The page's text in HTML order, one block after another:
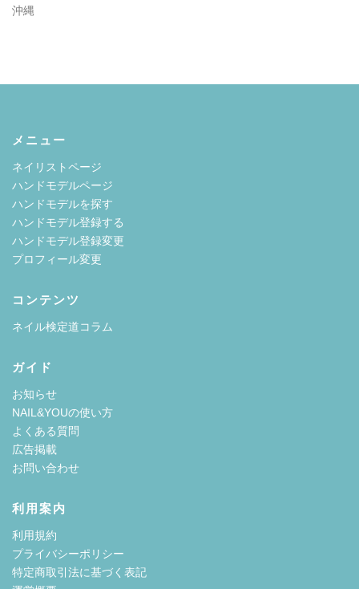
沖縄
メニュー
ネイリストページ
ハンドモデルページ
ハンドモデルを探す
ハンドモデル登録する
ハンドモデル登録変更
プロフィール変更
コンテンツ
ネイル検定道コラム
ガイド
お知らせ
NAIL&YOUの使い方
よくある質問
広告掲載
お問い合わせ
利用案内
利用規約
プライバシーポリシー
特定商取引法に基づく表記